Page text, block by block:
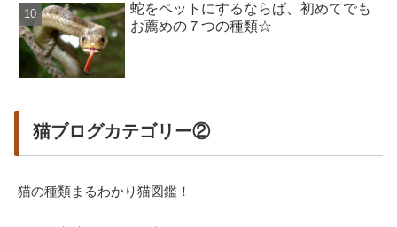
蛇をペットにするならば、初めてでも
お薦めの７つの種類☆
猫ブログカテゴリー②
猫の種類まるわかり猫図鑑！